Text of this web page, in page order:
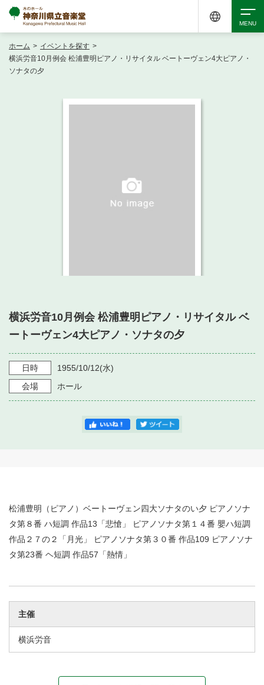
・ よくある質問
・ 空き状況
・ 抽選対象日
・ 利用料金
・ 音楽堂のご案内
・ フロアマップ
・ 芸術参与
神奈川県立音楽堂
SNS
ホーム > イベントを探す >
横浜労音10月例会 松浦豊明ピアノ・リサイタル ベートーヴェン4大ピアノ・
ソナタの夕
横浜労音10月例会 松浦豊明ピアノ・リサイタル ベ
ートーヴェン4大ピアノ・ソナタの夕
日時 1955/10/12(水)
会場
ホール
松浦豊明（ピアノ）ベートーヴェン四大ソナタのい夕 ピアノソナ
タ第８番 ハ短調 作品13「悲愴」 ピアノソナタ第１４番 嬰ハ短調
作品２７の２「月光」 ピアノソナタ第３０番 作品109 ピアノソナ
タ第23番 ヘ短調 作品57「熱情」
主催
横浜労音